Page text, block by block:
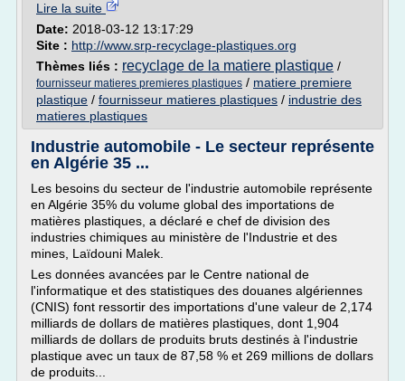
Lire la suite
Date: 2018-03-12 13:17:29
Site : http://www.srp-recyclage-plastiques.org
Thèmes liés : recyclage de la matiere plastique /
fournisseur matieres premieres plastiques / matiere premiere
plastique / fournisseur matieres plastiques / industrie des
matieres plastiques
Industrie automobile - Le secteur représente
en Algérie 35 ...
Les besoins du secteur de l'industrie automobile représente
en Algérie 35% du volume global des importations de
matières plastiques, a déclaré e chef de division des
industries chimiques au ministère de l'Industrie et des
mines, Laïdouni Malek.
Les données avancées par le Centre national de
l'informatique et des statistiques des douanes algériennes
(CNIS) font ressortir des importations d'une valeur de 2,174
milliards de dollars de matières plastiques, dont 1,904
milliards de dollars de produits bruts destinés à l'industrie
plastique avec un taux de 87,58 % et 269 millions de dollars
de produits...